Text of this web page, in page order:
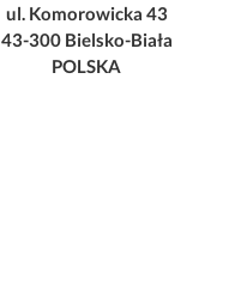
ul. Komorowicka 43
43-300 Bielsko-Biała
POLSKA